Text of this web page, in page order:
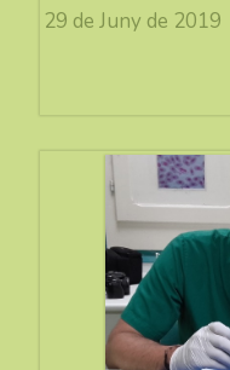
29 de Juny de 2019